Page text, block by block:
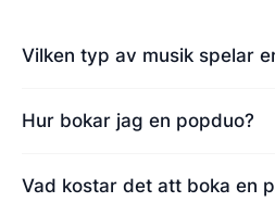
Vilken typ av musik spelar
Hur bokar jag en popduo?
Vad kostar det att boka en